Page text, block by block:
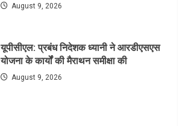
August 9, 2026
यूपीसीएल: प्रबंध निदेशक ध्यानी ने आरडीएसएस
योजना के कार्यों की मैराथन समीक्षा की
August 9, 2026